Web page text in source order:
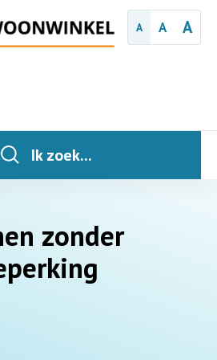
A A A
Ik zoek...
zonder